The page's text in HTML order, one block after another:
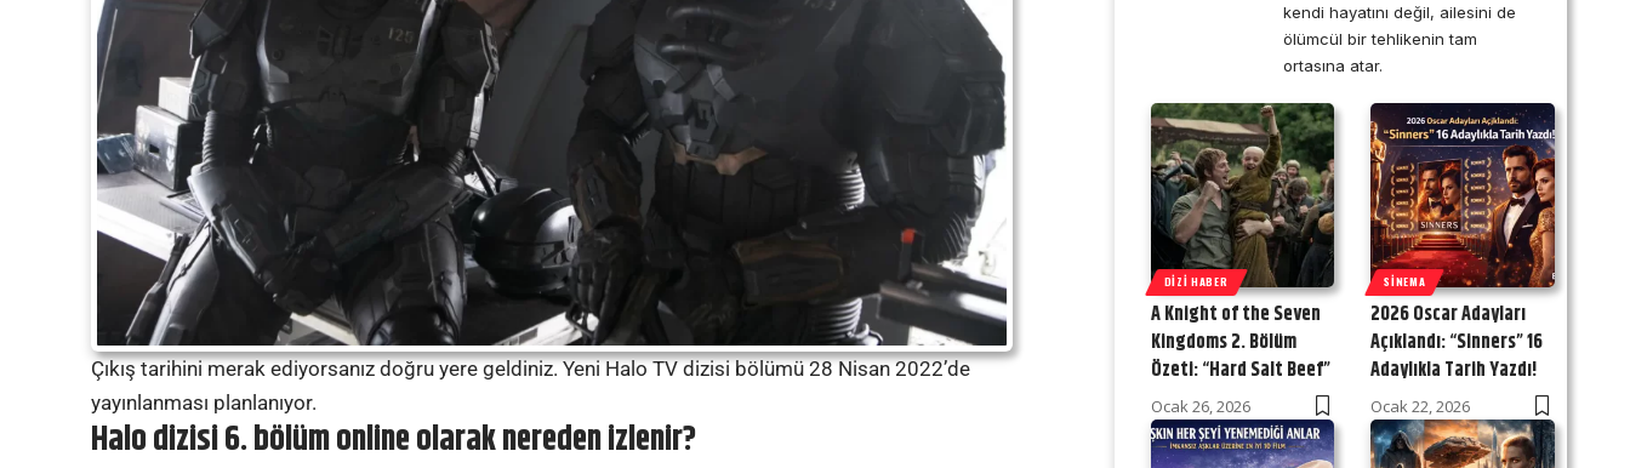
Çıkış tarihini merak ediyorsanız doğru yere geldiniz. Yeni Halo TV dizisi bölümü 28 Nisan 2022’de
yayınlanması planlanıyor.
Halo dizisi 6. bölüm online olarak nereden izlenir?
kendi hayatını değil, ailesini de
ölümcül bir tehlikenin tam
ortasına atar.
DIZI HABER
A Knight of the Seven
Kingdoms 2. Bölüm
Özeti: “Hard Salt Beef”
Ocak 26, 2026
SINEMA
2026 Oscar Adayları
Açıklandı: “Sinners” 16
Adaylıkla Tarih Yazdı!
Ocak 22, 2026